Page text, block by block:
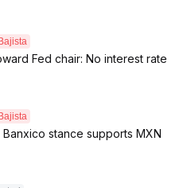
Bajista
Fed chair: No interest rate
Bajista
stance supports MXN